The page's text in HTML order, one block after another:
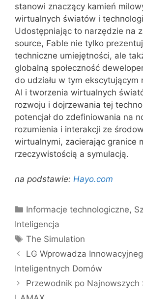
stanowi znaczący kamień
wirtualnych światów i
Udostępniając to narzędzie na
source, Fable nie tylko
techniczne umiejętności, ale
globalną społeczność
do udziału w tym ekscytującym
AI i tworzenia wirtualnych
rozwoju i dojrzewania tej
potencjał do zdefiniowania na
rozumienia i interakcji ze
wirtualnymi, zacierając granice
rzeczywistością a symulacją.
na podstawie: Hayo.com
Kategorie
Informacje technologiczne,
Inteligencja
Tagi
The Simulation
LG Wprowadza
Inteligentnych Domów
Przewodnik po Najnowszych